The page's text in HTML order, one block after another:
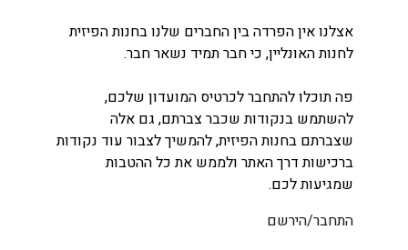
אצלנו אין הפרדה בין החברים שלנו בחנות הפיזית
לחנות האונליין, כי חבר תמיד נשאר חבר.
פה תוכלו להתחבר לכרטיס המועדון שלכם,
להשתמש בנקודות שכבר צברתם, גם אלה
שצברתם בחנות הפיזית, להמשיך לצבור עוד נקודות
ברכישות דרך האתר ולממש את כל ההטבות
שמגיעות לכם.
התחבר/הירשם